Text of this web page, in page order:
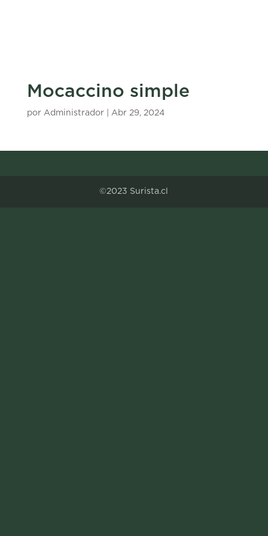
Mocaccino simple
por Administrador| Abr 29, 2024
©2023 Surista.cl